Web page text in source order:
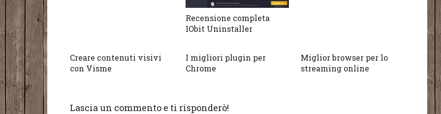
Recensione completa
IObit Uninstaller
Creare contenuti visivi
con Visme
I migliori plugin per
Chrome
Miglior browser per lo
streaming online
Lascia un commento e ti risponderò!